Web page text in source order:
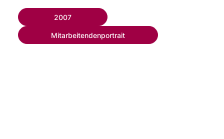
2007
Mitarbeitendenportrait